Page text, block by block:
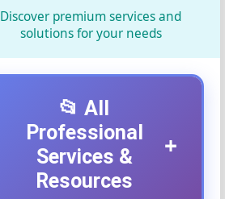
Discover premium services and
solutions for your needs
📂 All
Professional
Services &
Resources
+